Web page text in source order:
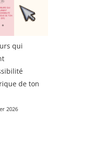
qui
de ton
2026